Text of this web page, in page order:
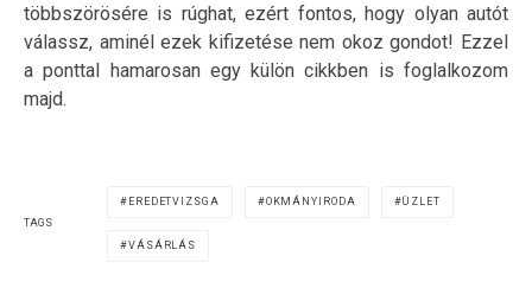
többszörösére is rúghat, ezért fontos, hogy olyan autót
válassz, aminél ezek kifizetése nem okoz gondot! Ezzel
a ponttal hamarosan egy külön cikkben is foglalkozom
majd.
TAGS
EREDETVIZSGA OKMÁNYIRODA ÜZLET
VÁSÁRLÁS